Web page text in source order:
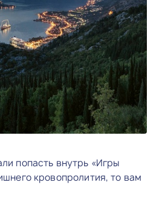
попасть внутрь «Игры
кровопролития, то вам